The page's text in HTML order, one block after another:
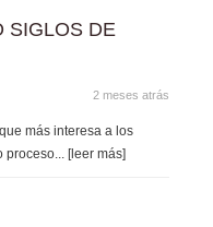
SIGLOS DE
2 meses atrás
más interesa a los
proceso ... [leer más]